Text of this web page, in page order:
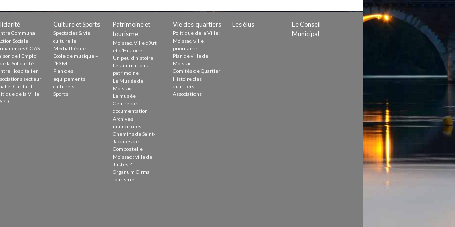
Demande de subvention
Demande d’autorisation de tournage
Appels à projets
Communal
Sociale
CCAS
de l’Emploi
la Solidarité
Hospitalier
secteur
et Caritatif
de la Ville
Culture et Sports
Spectacles & vie
culturelle
Médiathèque
Ecole de musique –
l’E3M
Plan des
equipements
culturels
Sports
Patrimoine et
tourisme
Moissac, Ville d’Art
et d’Histoire
Un peu d’histoire
Les animations
patrimoine
Le Musée de
Moissac
Le musée
Centre de
documentation
Archives
municipales
Chemins de Saint-
Jacques de
Compostelle
Moissac : ville de
Justes ?
Organum Cirma
Tourisme
Vie des quartiers
Politique de la Ville :
Moissac, ville
prioritaire
Plan de ville de
Moissac
Comités de Quartier
Histoire des
quartiers
Associations
Les élus
Le Conseil
Municipal